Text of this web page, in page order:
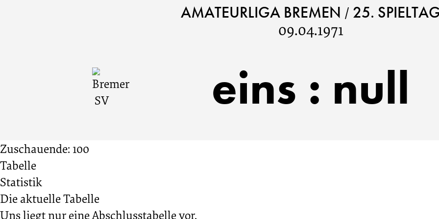
Bremerhaven
93
AMATEURLIGA BREMEN / 25.
09.04.1971
eins : null
Zuschauende: 100
Tabelle
Statistik
Die aktuelle Tabelle
Uns liegt nur eine Abschlusstabelle vor.